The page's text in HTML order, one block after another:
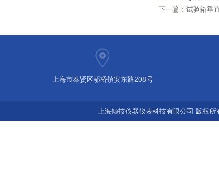
下一篇： 试验箱垂
上海市奉贤区邬桥镇安东路208号
上海倾技仪器仪表科技有限公司 版权